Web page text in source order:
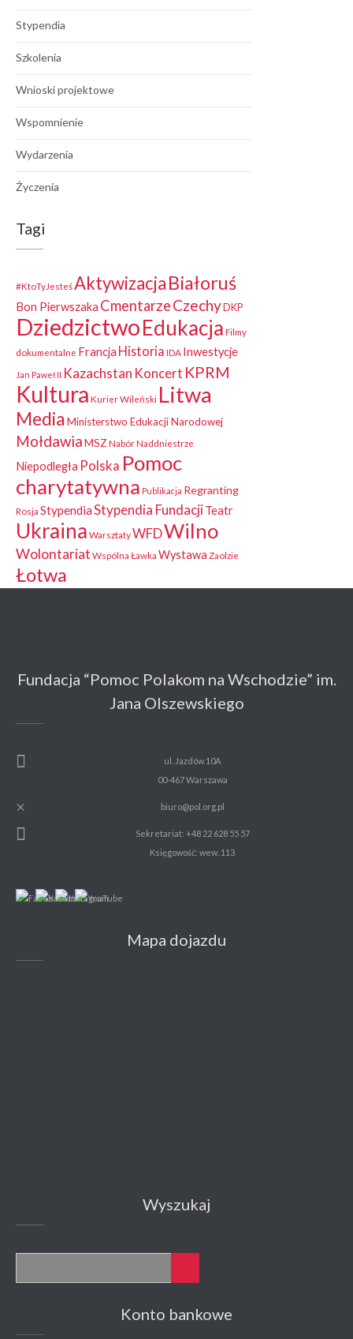
Stypendia
Szkolenia
Wnioski projektowe
Wspomnienie
Wydarzenia
Życzenia
Tagi
#KtoTyJesteśAktywizacjaBiałoruś
Bon Pierwszaka CmentarzeCzechyDKP
DziedzictwoEdukacja Filmy
dokumentalne Francja Historia IDA Inwestycje
Jan Paweł II Kazachstan Koncert KPRM
Kultura Kurier Wileński Litwa
MediaMinisterstwo Edukacji Narodowej
MołdawiaMSZ NabórNaddniestrze
Niepodległa Polska Pomoc
charytatywna Publikacja Regranting
Rosja StypendiaStypendia FundacjiTeatr
Ukraina WarsztatyWFDWilno
Wolontariat Wspólna Ławka Wystawa Zaolzie
Łotwa
Fundacja “Pomoc Polakom na Wschodzie” im.
Jana Olszewskiego
ul. Jazdów 10A
00-467 Warszawa
biuro@pol.org.pl
Sekretariat: +48 22 628 55 57
Księgowość: wew. 113
Mapa dojazdu
Wyszukaj
Konto bankowe